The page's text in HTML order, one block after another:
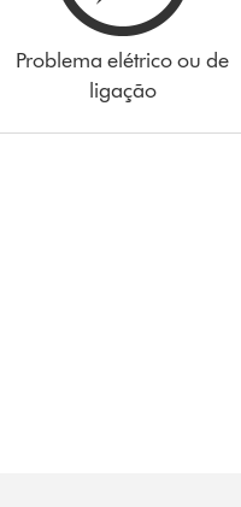
Problema elétrico ou de
ligação